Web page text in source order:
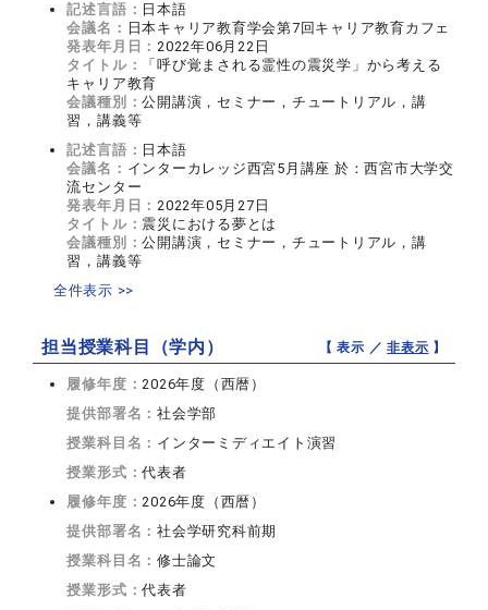
記述言語： 日本語
会議名： 日本キャリア教育学会第7回キャリア教育カフェ
発表年月日：2022年06月22日
タイトル：
「呼び覚まされる霊性の震災学」から考える
キャリア教育
会議種別：公開講演，セミナー，チュートリアル，講
習，講義等
記述言語： 日本語
会議名： インターカレッジ西宮5月講座 於：西宮市大学交
流センター
発表年月日：2022年05月27日
タイトル： 震災における夢とは
会議種別：公開講演，セミナー，チュートリアル，講
習，講義等
全件表示 >>
担当授業科目（学内） 【 表示 ／非表示 】
履修年度：2026年度（西暦）
提供部署名：社会学部
授業科目名： インターミディエイト演習
授業形式：代表者
履修年度：2026年度（西暦）
提供部署名：社会学研究科前期
授業科目名：修士論文
授業形式：代表者